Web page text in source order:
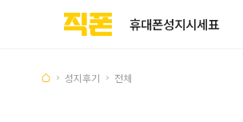
휴대폰성지시세표
성지후기 전체